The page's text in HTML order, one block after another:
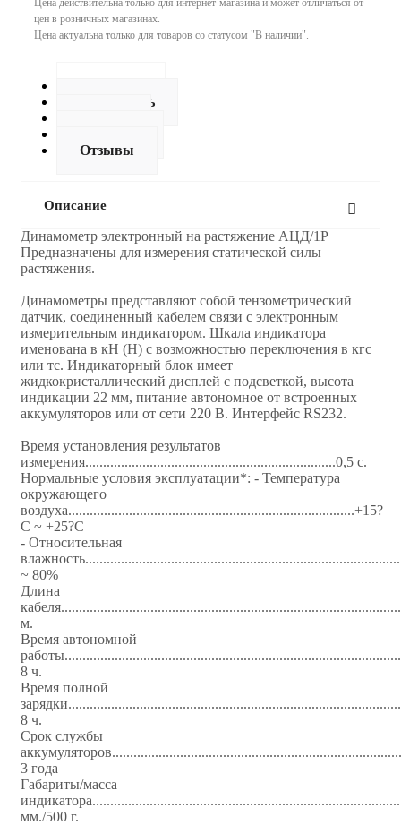
Цена действительна только для интернет-магазина и может отличаться от
цен в розничных магазинах.
Цена актуальна только для товаров со статусом "В наличии".
Как купить
Отзывы
Описание
Динамометр электронный на растяжение АЦД/1Р
Предназначены для измерения статической силы
растяжения.
Динамoметры представляют собой тензометрический
датчик, соединенный кабелем связи с электронным
измерительным индикатором. Шкала индикатора
именована в кН (Н) с возможностью переключения в кгс
или тс. Индикаторный блок имеет
жидкокристаллический дисплей с подсветкой, высота
индикации 22 мм, питание автономное от встроенных
аккумуляторов или от сети 220 В. Интерфейс RS232.
Время установления результатов
измерения......................................................................0,5 с.
Нормальные условия эксплуатации*: - Температура
окружающего
воздуха................................................................................+15?
С ~ +25?С
- Относительная
~ 80%
Длина
м.
Время автономной
8 ч.
Время полной
8 ч.
Срок службы
3 года
Габариты/масса
мм./500 г.